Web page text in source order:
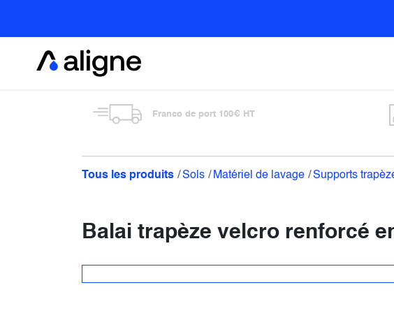
Franco de port 100€ HT
Tous les produits Sols Matériel de lavage Supports
Balai trapèze velcro renforcé